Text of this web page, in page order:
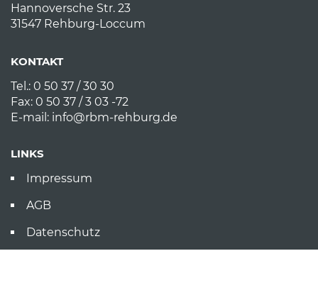
Hannoversche Str. 23
31547 Rehburg-Loccum
KONTAKT
Tel.: 0 50 37 / 30 30
Fax: 0 50 37 / 3 03 -72
E-mail: info@rbm-rehburg.de
LINKS
Impressum
AGB
Datenschutz